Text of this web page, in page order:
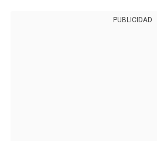
PUBLICIDAD